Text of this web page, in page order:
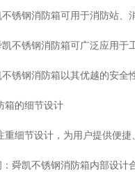
锈钢消防箱可用于消防站、
不锈钢消防箱可广泛应用于
锈钢消防箱以其优越的安全
箱的细节设计
细节设计，为用户提供便捷
舜凯不锈钢消防箱内部设计